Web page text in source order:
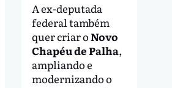
A ex-deputada
federal também
quer criar oNovo
Chapéu de Palha,
ampliando e
modernizando o